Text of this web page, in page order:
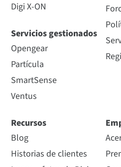
Digi X-ON
Servicios gestionados
Opengear
Partícula
SmartSense
Ventus
Recursos
Blog
Historias de clientes